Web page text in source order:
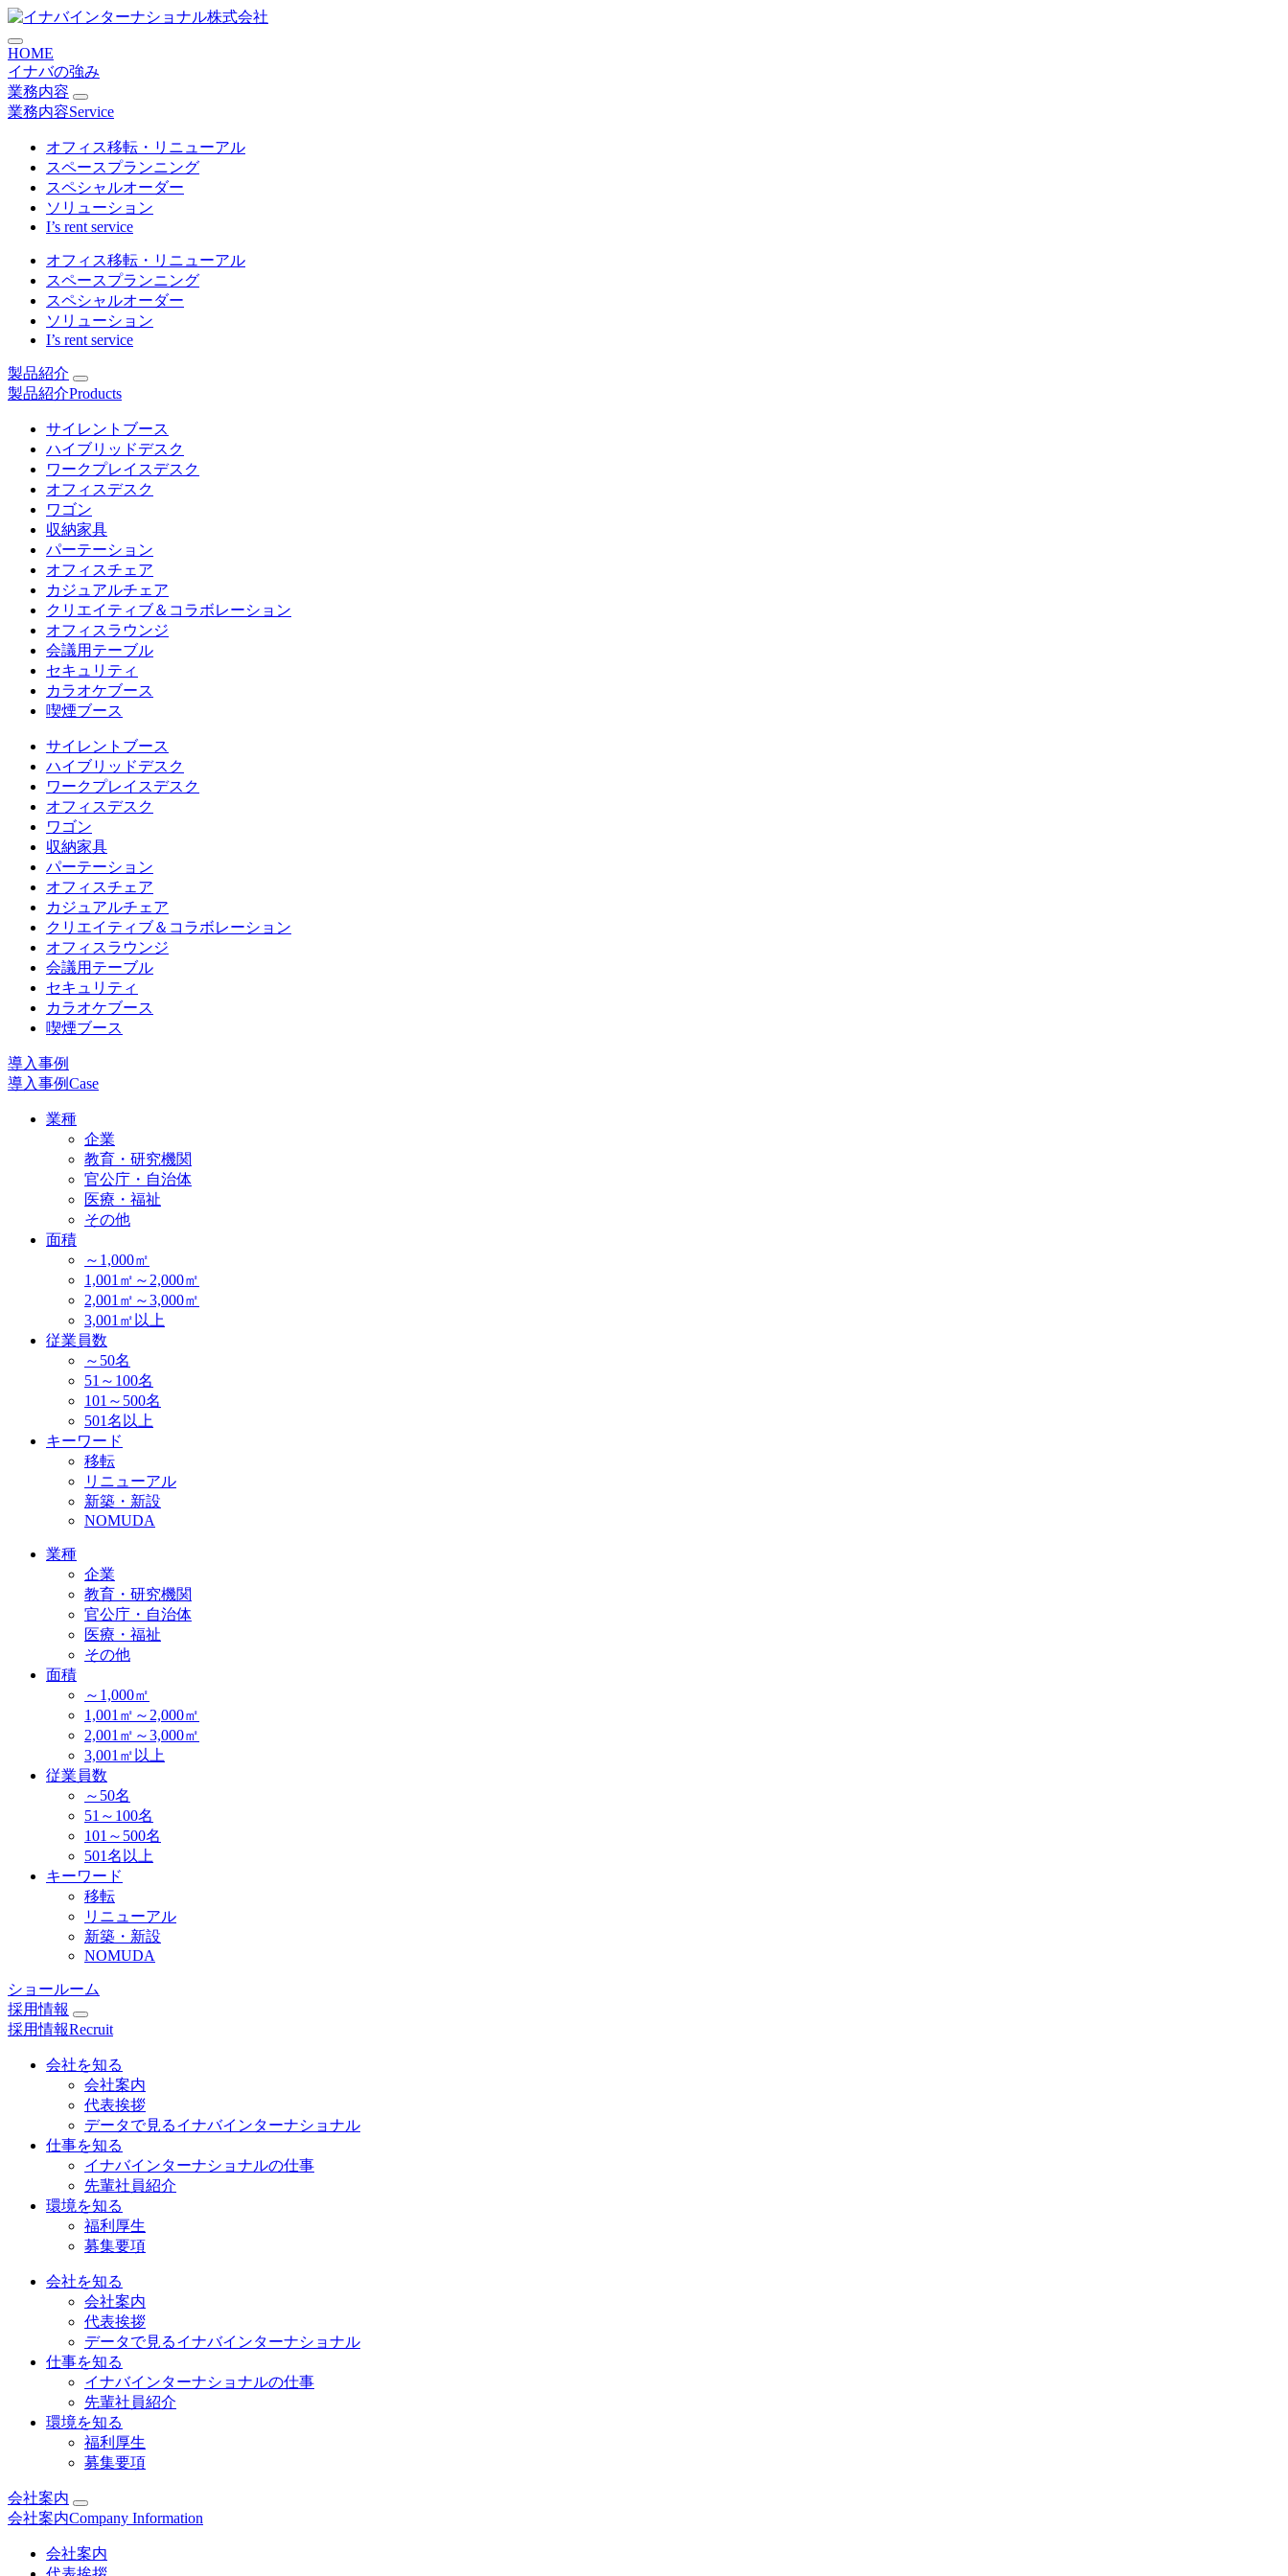
法人向けオフィス移転・引越し作業のトータルサポート
コ
ン
テ
ン
ツ
に
HOME
イナバの強み
業務内容
業務内容Service
オフィス移転・リニューアル
スペースプランニング
スペシャルオーダー
ソリューション
I’s rent service
オフィス移転・リニューアル
スペースプランニング
スペシャルオーダー
ソリューション
I’s rent service
製品紹介
製品紹介Products
サイレントブース
ハイブリッドデスク
ワークプレイスデスク
オフィスデスク
ワゴン
収納家具
パーテーション
オフィスチェア
カジュアルチェア
クリエイティブ＆コラボレーション
オフィスラウンジ
会議用テーブル
セキュリティ
カラオケブース
喫煙ブース
サイレントブース
ハイブリッドデスク
ワークプレイスデスク
オフィスデスク
ワゴン
収納家具
パーテーション
オフィスチェア
カジュアルチェア
クリエイティブ＆コラボレーション
オフィスラウンジ
会議用テーブル
セキュリティ
カラオケブース
喫煙ブース
導入事例
導入事例Case
業種
企業
教育・研究機関
官公庁・自治体
医療・福祉
その他
面積
～1,000㎡
1,001㎡～2,000㎡
2,001㎡～3,000㎡
3,001㎡以上
従業員数
～50名
51～100名
101～500名
501名以上
キーワード
移転
リニューアル
新築・新設
NOMUDA
業種
企業
教育・研究機関
官公庁・自治体
医療・福祉
その他
面積
～1,000㎡
1,001㎡～2,000㎡
2,001㎡～3,000㎡
3,001㎡以上
従業員数
～50名
51～100名
101～500名
501名以上
キーワード
移転
リニューアル
新築・新設
NOMUDA
ショールーム
採用情報
採用情報Recruit
会社を知る
会社案内
代表挨拶
データで見るイナバインターナショナル
仕事を知る
イナバインターナショナルの仕事
先輩社員紹介
環境を知る
福利厚生
募集要項
会社を知る
会社案内
代表挨拶
データで見るイナバインターナショナル
仕事を知る
イナバインターナショナルの仕事
先輩社員紹介
環境を知る
福利厚生
募集要項
会社案内
会社案内Company Information
会社案内